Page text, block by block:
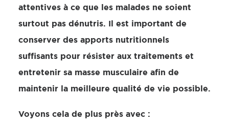
attentives à ce que les malades ne soient
surtout pas dénutris. Il est important de
conserver des apports nutritionnels
suffisants pour résister aux traitements et
entretenir sa masse musculaire afin de
maintenir la meilleure qualité de vie possible.
Voyons cela de plus près avec :